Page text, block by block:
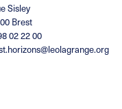
Sisley
Brest
02 22 00